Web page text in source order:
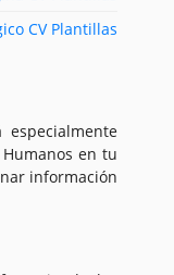
CV Plantillas
en tu
información